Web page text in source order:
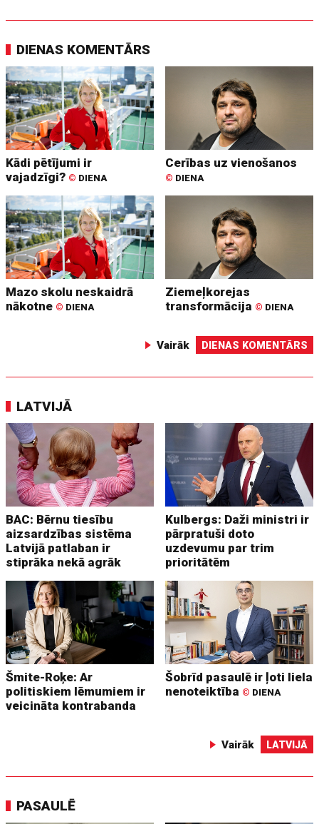
DIENAS KOMENTĀRS
Kādi pētījumi ir
vajadzīgi? © DIENA
Cerības uz vienošanos
© DIENA
Mazo skolu neskaidrā
nākotne © DIENA
Ziemeļkorejas
transformācija © DIENA
Vairāk DIENAS KOMENTĀRS
LATVIJĀ
BAC: Bērnu tiesību
aizsardzības sistēma
Latvijā patlaban ir
stiprāka nekā agrāk
Kulbergs: Daži ministri ir
pārpratuši doto
uzdevumu par trim
prioritātēm
Šmite-Roķe: Ar
politiskiem lēmumiem ir
veicināta kontrabanda
Šobrīd pasaulē ir ļoti liela
nenoteiktība © DIENA
Vairāk LATVIJĀ
PASAULĒ